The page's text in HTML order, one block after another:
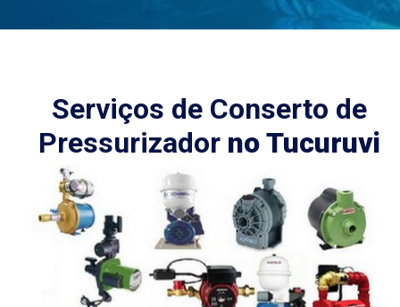
Serviços de Conserto de
Pressurizador no Tucuruvi